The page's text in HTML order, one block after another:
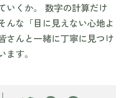
いくか。 数字の計算だけ
んな「目に見えない心地よ
さんと一緒に丁寧に見つけ
す。